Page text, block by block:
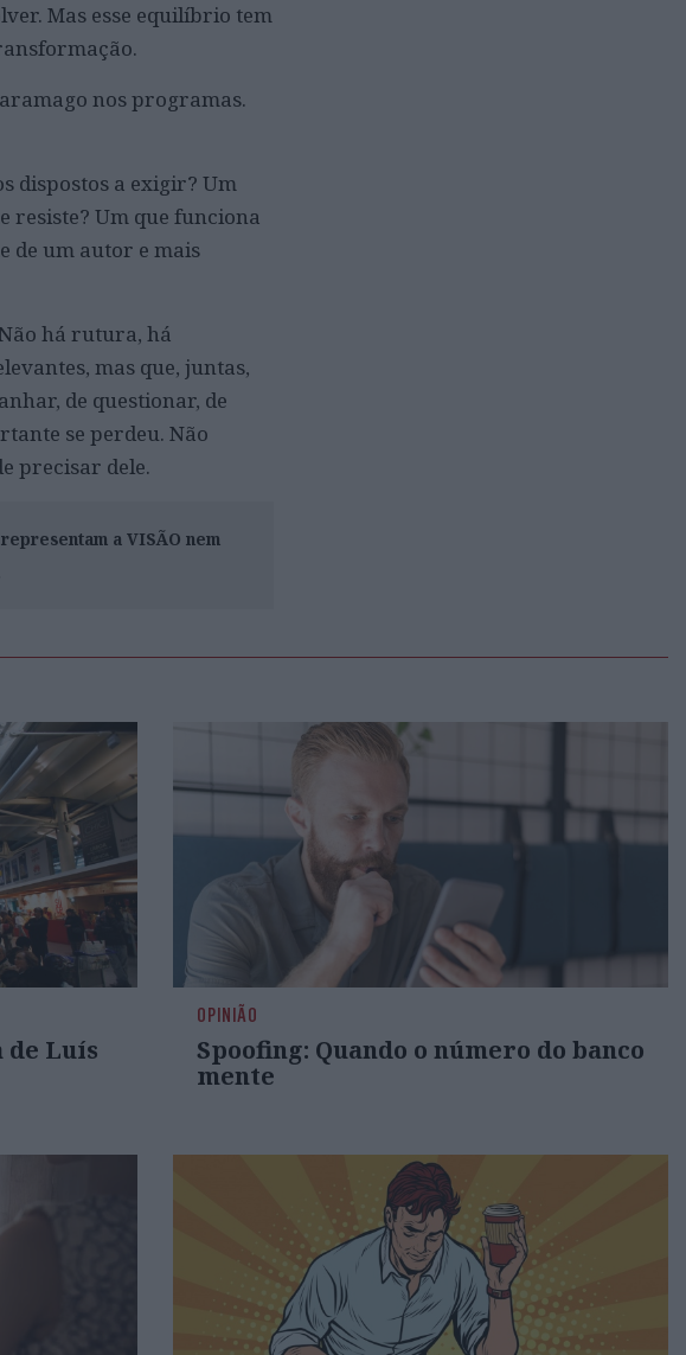
Mas esse equilíbrio tem
nos programas.
dispostos a exigir? Um
resiste? Um que funciona
de um autor e mais
há rutura, há
mas que, juntas,
de questionar, de
se perdeu. Não
precisar dele.
a VISÃO nem
de Luís
OPINIÃO
Spoofing: Quando o número do banco
mente